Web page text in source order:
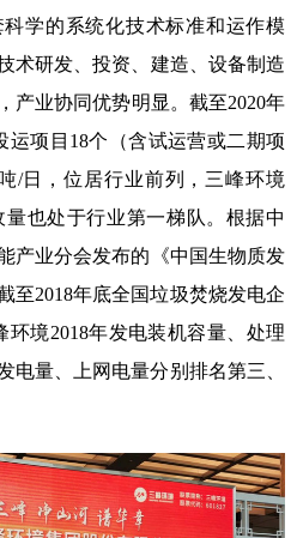
学的系统化技术标准和运作模
术研发、投资、建造、设备制造
产业协同优势明显。截至2020年
运项目18个（含试运营或二期项
/日，位居行业前列，三峰环境
量也处于行业第一梯队。根据中
产业分会发布的《中国生物质发
至2018年底全国垃圾焚烧发电企
环境2018年发电装机容量、处理
电量、上网电量分别排名第三、